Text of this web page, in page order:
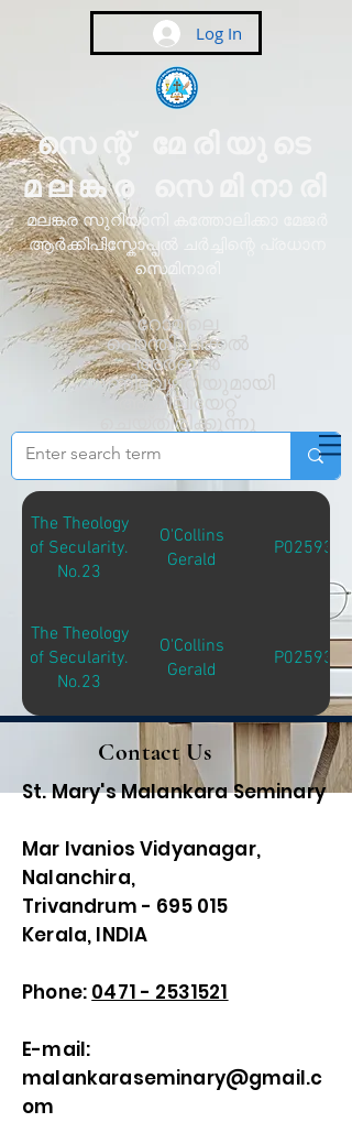
Log In
സെന്റ് മേരിയുടെ
മലങ്കര സെമിനാരി
മലങ്കര സുറിയാനി കത്തോലിക്കാ മേജർ
ആർക്കിപിസ്കോപ്പൽ ചർച്ചിന്റെ പ്രധാന
സെമിനാരി
റോമിലെ
പൊന്തിഫിക്കൽ
അർബൻ
യൂണിവേഴ്സിറ്റിയുമായി
അഫിലിയേറ്റ്
ചെയ്തിരിക്കുന്നു
The Theology
of Secularity.
No.23
O'Collins
Gerald
P02593
The Theology
of Secularity.
No.23
O'Collins
Gerald
P02593
Contact Us
St. Mary's Malankara Seminary
Mar Ivanios Vidyanagar,
Nalanchira,
Trivandrum - 695 015
Kerala, INDIA
Phone: 0471 - 2531521
E-mail:
malankaraseminary@gmail.c
om